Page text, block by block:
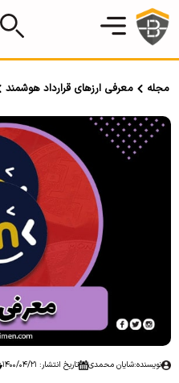
مجله معرفی ارزهای قرارداد هوشمند
نویسنده:شایان محمدی تاریخ انتشار: 1400/04/21